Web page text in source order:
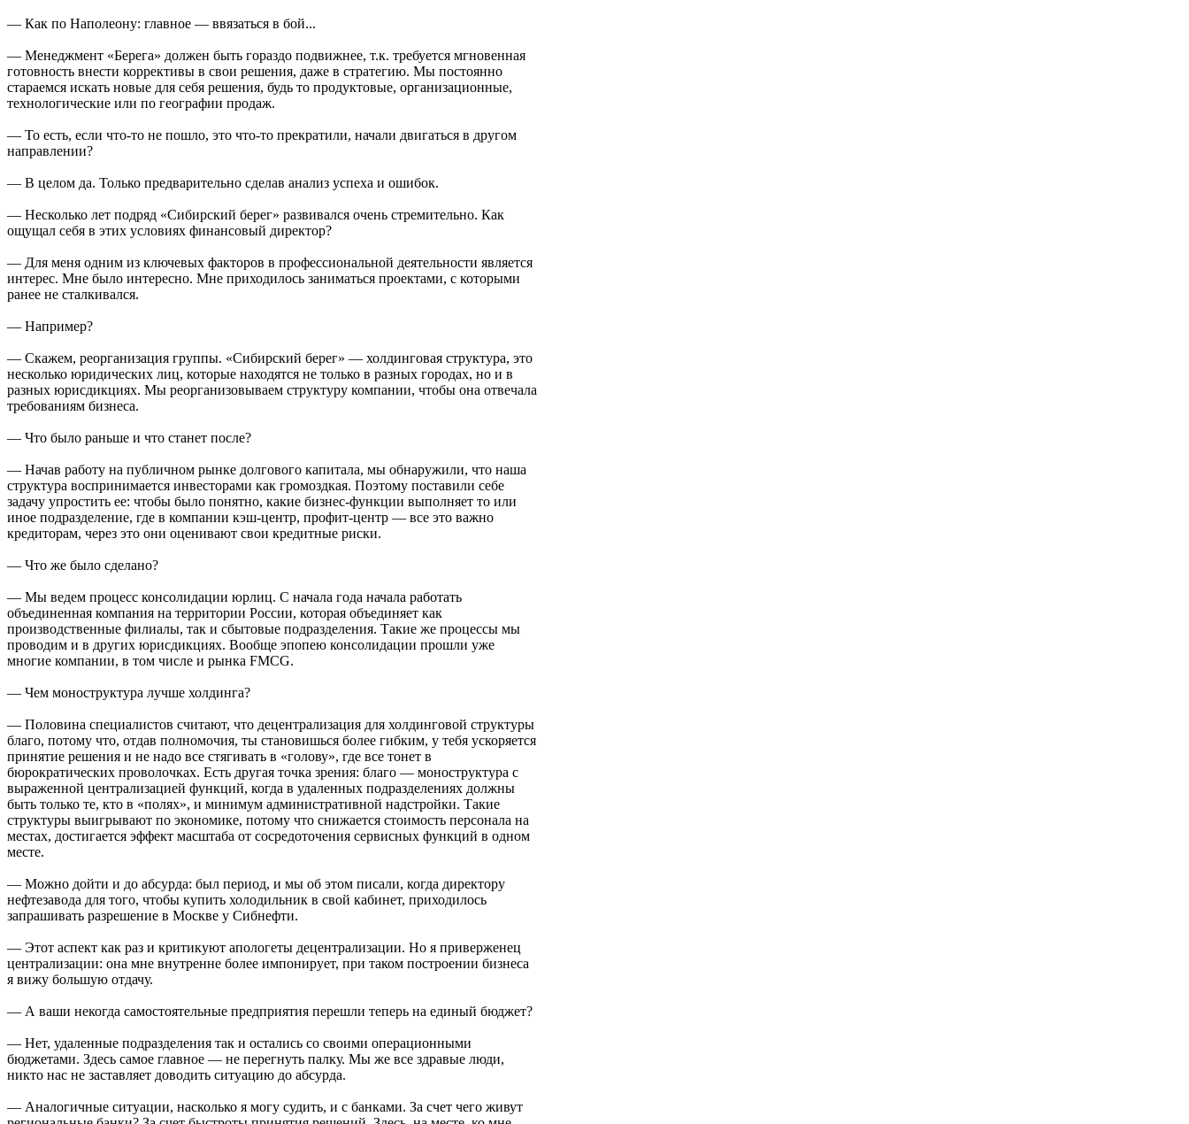
— Как по Наполеону: главное — ввязаться в бой...
— Менеджмент «Берега» должен быть гораздо подвижнее, т.к. требуется мгновенная
готовность внести коррективы в свои решения, даже в стратегию. Мы постоянно
стараемся искать новые для себя решения, будь то продуктовые, организационные,
технологические или по географии продаж.
— То есть, если что-то не пошло, это что-то прекратили, начали двигаться в другом
направлении?
— В целом да. Только предварительно сделав анализ успеха и ошибок.
— Несколько лет подряд «Сибирский берег» развивался очень стремительно. Как
ощущал себя в этих условиях финансовый директор?
— Для меня одним из ключевых факторов в профессиональной деятельности является
интерес. Мне было интересно. Мне приходилось заниматься проектами, с которыми
ранее не сталкивался.
— Например?
— Скажем, реорганизация группы. «Сибирский берег» — холдинговая структура, это
несколько юридических лиц, которые находятся не только в разных городах, но и в
разных юрисдикциях. Мы реорганизовываем структуру компании, чтобы она отвечала
требованиям бизнеса.
— Что было раньше и что станет после?
— Начав работу на публичном рынке долгового капитала, мы обнаружили, что наша
структура воспринимается инвесторами как громоздкая. Поэтому поставили себе
задачу упростить ее: чтобы было понятно, какие бизнес-функции выполняет то или
иное подразделение, где в компании кэш-центр, профит-центр — все это важно
кредиторам, через это они оценивают свои кредитные риски.
— Что же было сделано?
— Мы ведем процесс консолидации юрлиц. С начала года начала работать
объединенная компания на территории России, которая объединяет как
производственные филиалы, так и сбытовые подразделения. Такие же процессы мы
проводим и в других юрисдикциях. Вообще эпопею консолидации прошли уже
многие компании, в том числе и рынка FMCG.
— Чем моноструктура лучше холдинга?
— Половина специалистов считают, что децентрализация для холдинговой структуры
благо, потому что, отдав полномочия, ты становишься более гибким, у тебя ускоряется
принятие решения и не надо все стягивать в «голову», где все тонет в
бюрократических проволочках. Есть другая точка зрения: благо — моноструктура с
выраженной централизацией функций, когда в удаленных подразделениях должны
быть только те, кто в «полях», и минимум административной надстройки. Такие
структуры выигрывают по экономике, потому что снижается стоимость персонала на
местах, достигается эффект масштаба от сосредоточения сервисных функций в одном
месте.
— Можно дойти и до абсурда: был период, и мы об этом писали, когда директору
нефтезавода для того, чтобы купить холодильник в свой кабинет, приходилось
запрашивать разрешение в Москве у Сибнефти.
— Этот аспект как раз и критикуют апологеты децентрализации. Но я приверженец
централизации: она мне внутренне более импонирует, при таком построении бизнеса
я вижу большую отдачу.
— А ваши некогда самостоятельные предприятия перешли теперь на единый бюджет?
— Нет, удаленные подразделения так и остались со своими операционными
бюджетами. Здесь самое главное — не перегнуть палку. Мы же все здравые люди,
никто нас не заставляет доводить ситуацию до абсурда.
— Аналогичные ситуации, насколько я могу судить, и с банками. За счет чего живут